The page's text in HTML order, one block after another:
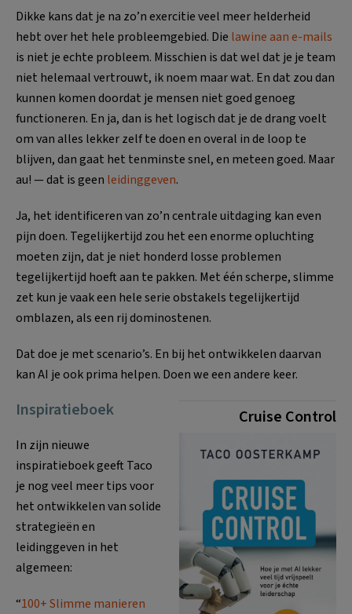
Dikke kans dat je na zo’n exercitie veel meer helderheid
hebt over het hele probleemgebied. Die lawine aan e-mails
is niet je echte probleem. Misschien is dat wel dat je je team
niet helemaal vertrouwt, ik noem maar wat. En dat zou dan
kunnen komen doordat je mensen niet goed genoeg
functioneren. En ja, dan is het logisch dat je de drang voelt
om van alles lekker zelf te doen en overal in de loop te
blijven, dan gaat het tenminste snel, en meteen goed. Maar
au! — dat is geen leidinggeven.
Ja, het identificeren van zo’n centrale uitdaging kan even
pijn doen. Tegelijkertijd zou het een enorme opluchting
moeten zijn, dat je niet honderd losse problemen
tegelijkertijd hoeft aan te pakken. Met één scherpe, slimme
zet kun je vaak een hele serie obstakels tegelijkertijd
omblazen, als een rij dominostenen.
Dat doe je met scenario’s. En bij het ontwikkelen daarvan
kan AI je ook prima helpen. Doen we een andere keer.
Cruise Control
Inspiratieboek
In zijn nieuwe
inspiratieboek geeft Taco
je nog veel meer tips voor
het ontwikkelen van solide
strategieën en
leidinggeven in het
algemeen:
“100+ Slimme manieren